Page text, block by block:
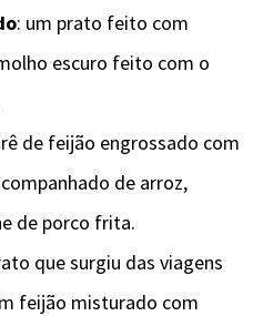
: um prato feito com
escuro feito com o
de feijão engrossado com
de arroz,
de porco frita.
que surgiu das viagens
feijão misturado com